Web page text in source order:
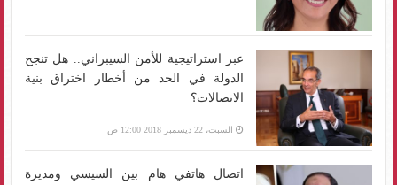
عبر استراتيجية للأمن السيبراني.. هل تنجح
الدولة في الحد من أخطار اختراق بنية
الاتصالات؟
السبت، 22 ديسمبر 2018 12:00 ص
اتصال هاتفي هام بين السيسي ومديرة